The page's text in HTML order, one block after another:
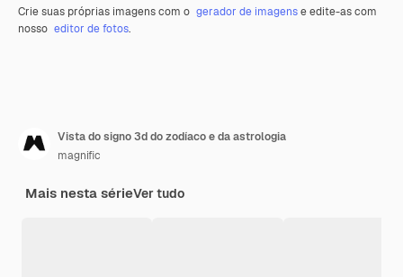
Crie suas próprias imagens com o gerador de imagense edite-as com
nosso editor de fotos.
Vista do signo 3d do zodíaco e da astrologia
magnific
Mais nesta sérieVer tudo